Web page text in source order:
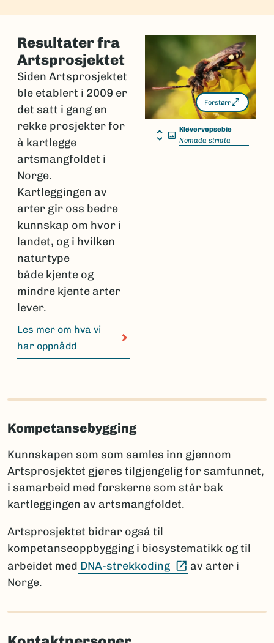
Forstørr
Kløvervepsebie
Nomada striata
Resultater fra
Artsprosjektet
Siden Artsprosjektet
ble etablert i 2009 er
det satt i gang en
rekke prosjekter for
å kartlegge
artsmangfoldet i
Norge.
Kartleggingen av
arter gir oss bedre
kunnskap om hvor i
landet, og i hvilken
naturtype
både kjente og
mindre kjente arter
lever.
Les mer om hva vi
har oppnådd
Kompetansebygging
Kunnskapen som som samles inn gjennom
Artsprosjektet gjøres tilgjengelig for samfunnet,
i samarbeid med forskerne som står bak
kartleggingen av artsmangfoldet.
Artsprosjektet bidrar også til
kompetanseoppbygging i biosystematikk og til
arbeidet med DNA-strekkoding (Ekstern lenke)
av arter i
Norge.